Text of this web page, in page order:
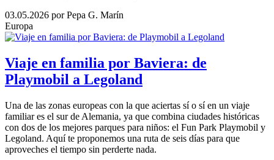
03.05.2026 por Pepa G. Marín
Europa
Viaje en familia por Baviera: de
Playmobil a Legoland
Una de las zonas europeas con la que aciertas sí o sí en un viaje
familiar es el sur de Alemania, ya que combina ciudades históricas
con dos de los mejores parques para niños: el Fun Park Playmobil y
Legoland. Aquí te proponemos una ruta de seis días para que
aproveches el tiempo sin perderte nada.